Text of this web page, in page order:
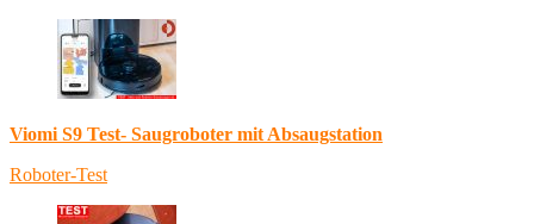
Viomi S9 Test- Saugroboter mit Absaugstation
Roboter-Test